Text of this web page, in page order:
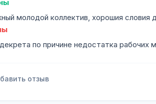
молодой коллектив, хорошия словия
по причине недостатка рабочих
отзыв